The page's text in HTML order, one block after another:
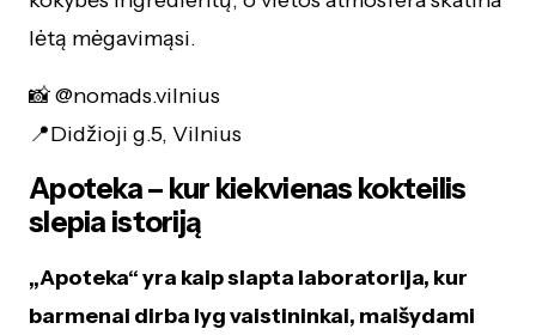
lėtą mėgavimąsi.
📸 @nomads.vilnius
📍Didžioji g.5, Vilnius
Apoteka – kur kiekvienas kokteilis
slepia istoriją
„Apoteka“ yra kaip slapta laboratorija, kur
barmenai dirba lyg vaistininkai, maišydami